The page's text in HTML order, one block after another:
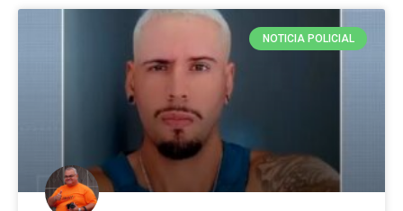
NOTICIA POLICIAL